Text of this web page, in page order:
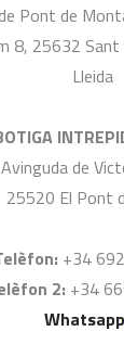
Pont de
8, 25632
Lleida
Avinguda de
25520 El Pont
+34
2: +34
Whatsapp